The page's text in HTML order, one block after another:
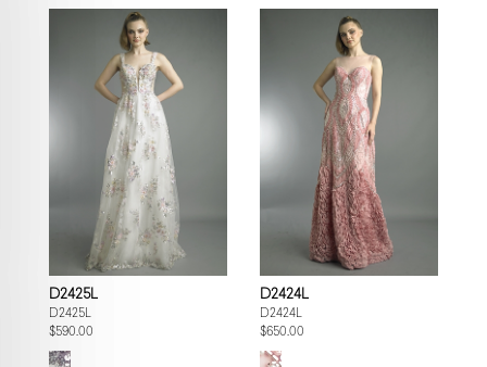
D2425L
D2425L
$590.00
D2424L
D2424L
$650.00